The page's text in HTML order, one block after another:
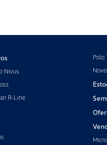
Nivus
R-Line
Polo